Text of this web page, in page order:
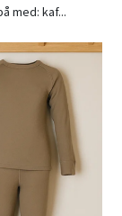
med: kaf...